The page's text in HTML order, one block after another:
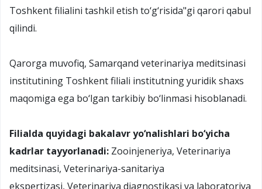
Toshkent filialini tashkil etish to‘g‘risida"gi qarori qabul
qilindi.
Qarorga muvofiq, Samarqand veterinariya meditsinasi
institutining Toshkent filiali institutning yuridik shaxs
maqomiga ega bo‘lgan tarkibiy bo‘linmasi hisoblanadi.
Filialda quyidagi bakalavr yo‘nalishlari bo‘yicha
kadrlar tayyorlanadi: Zooinjeneriya, Veterinariya
meditsinasi, Veterinariya-sanitariya
ekspertizasi, Veterinariya diagnostikasi va laboratoriya